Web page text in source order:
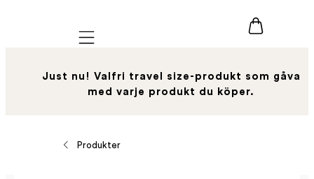
Mobile navigation
Just nu! Valfri travel size-produkt som gåva
med varje produkt du köper.
Produkter